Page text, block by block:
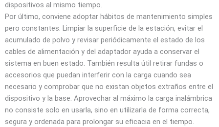
dispositivos al mismo tiempo.
Por último, conviene adoptar hábitos de mantenimiento simples
pero constantes. Limpiar la superficie de la estación, evitar el
acumulado de polvo y revisar periódicamente el estado de los
cables de alimentación y del adaptador ayuda a conservar el
sistema en buen estado. También resulta útil retirar fundas o
accesorios que puedan interferir con la carga cuando sea
necesario y comprobar que no existan objetos extraños entre el
dispositivo y la base. Aprovechar al máximo la carga inalámbrica
no consiste solo en usarla, sino en utilizarla de forma correcta,
segura y ordenada para prolongar su eficacia en el tiempo.